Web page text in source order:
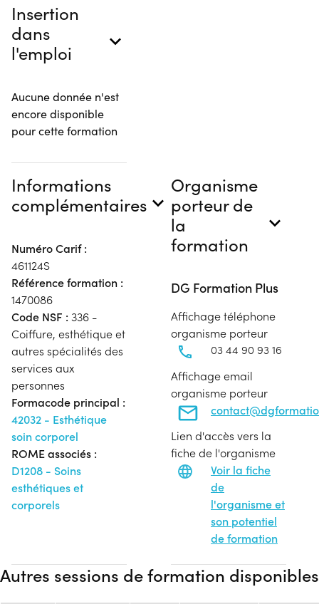
Insertion
dans
l'emploi
Aucune donnée n'est
encore disponible
pour cette formation
Informations
complémentaires
Numéro Carif :
461124S
Référence formation :
1470086
Code NSF : 336 -
Coiffure, esthétique et
autres spécialités des
services aux
personnes
Formacode principal :
42032 - Esthétique
soin corporel
ROME associés :
D1208 - Soins
esthétiques et
corporels
Organisme
porteur de
la
formation
DG Formation Plus
Affichage téléphone
organisme porteur
03 44 90 93 16
Affichage email
organisme porteur
Lien d'accès vers la
fiche de l'organisme
Voir la fiche
de
l'organisme et
son potentiel
de formation
Autres sessions de formation disponibles